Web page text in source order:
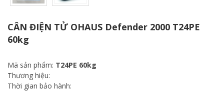
CÂN ĐIỆN TỬ OHAUS Defender 2000 T24PE
60kg
Mã sản phẩm: T24PE 60kg
Thương hiệu:
Thời gian bảo hành: